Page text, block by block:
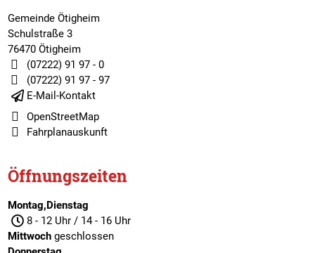
Gemeinde Ötigheim
Schulstraße 3
76470 Ötigheim
(07222) 91 97 - 0
(07222) 91 97 - 97
E-Mail-Kontakt
OpenStreetMap
Fahrplanauskunft
Öffnungszeiten
Montag,Dienstag
8 - 12 Uhr / 14 - 16 Uhr
Mittwochgeschlossen